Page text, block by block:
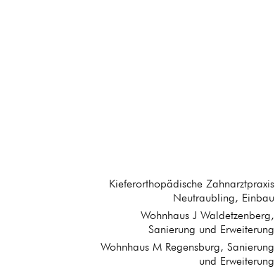
Kieferorthopädische Zahnarztpraxis
Neutraubling, Einbau
Wohnhaus J Waldetzenberg,
Sanierung und Erweiterung
Wohnhaus M Regensburg, Sanierung
und Erweiterung